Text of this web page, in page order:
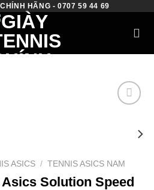
HÃNG - 0707 59 44 69
ASICS / TENNIS ASICS NAM
Solution Speed